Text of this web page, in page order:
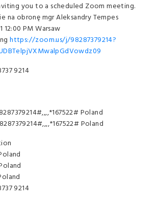
you to a scheduled Zoom meeting.
na obronę mgr Aleksandry Tempes
12:00 PM Warsaw
https://zoom.us/j/98287379214?
9214
Poland
Poland
9214